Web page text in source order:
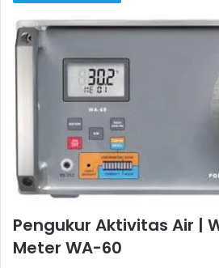
Pengukur Aktivitas Air |
Meter WA-60